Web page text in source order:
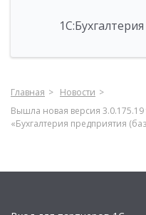
1С:Бухгалтерия
Главная
Новости
Вышла новая версия
«Бухгалтерия предприятия